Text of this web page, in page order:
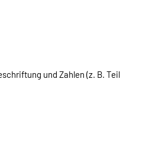
und Zahlen (z. B. Teil